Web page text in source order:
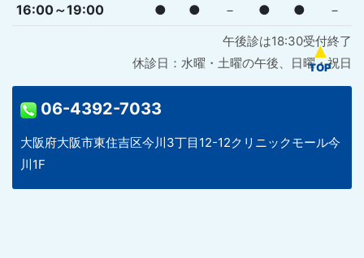
16:00～19:00
● ● － ● ● －
午後診は18:30受付終了
休診日：水曜・土曜の午後、日曜・祝日
06-4392-7033
大阪府大阪市東住吉区今川3丁目12-12クリニックモール今
川1F